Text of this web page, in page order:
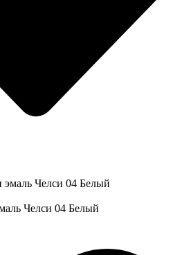
Челси 04 Белый